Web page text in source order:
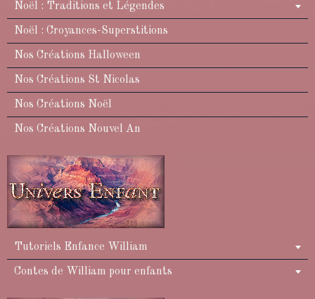
Noël : Traditions et Légendes
Noël : Croyances-Superstitions
Nos Créations Halloween
Nos Créations St Nicolas
Nos Créations Noël
Nos Créations Nouvel An
Tutoriels Enfance William
Contes de William pour enfants